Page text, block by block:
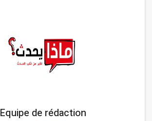
Equipe de rédaction